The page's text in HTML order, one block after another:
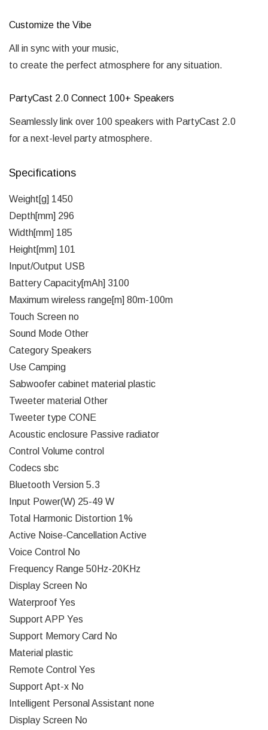
Customize the Vibe
All in sync with your music,
to create the perfect atmosphere for any situation.
PartyCast 2.0 Connect 100+ Speakers
Seamlessly link over 100 speakers with PartyCast 2.0
for a next-level party atmosphere.
Specifications
Weight[g] 1450
Depth[mm] 296
Width[mm] 185
Height[mm] 101
Input/Output USB
Battery Capacity[mAh] 3100
Maximum wireless range[m] 80m-100m
Touch Screen no
Sound Mode Other
Category Speakers
Use Camping
Sabwoofer cabinet material plastic
Tweeter material Other
Tweeter type CONE
Acoustic enclosure Passive radiator
Control Volume control
Codecs sbc
Bluetooth Version 5.3
Input Power(W) 25-49 W
Total Harmonic Distortion 1%
Active Noise-Cancellation Active
Voice Control No
Frequency Range 50Hz-20KHz
Display Screen No
Waterproof Yes
Support APP Yes
Support Memory Card No
Material plastic
Remote Control Yes
Support Apt-x No
Intelligent Personal Assistant none
Display Screen No